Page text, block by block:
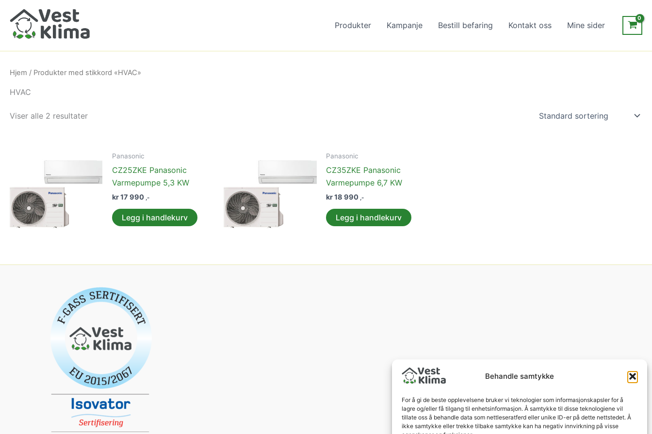
Behandle samtykke
For å gi de beste opplevelsene bruker vi teknologier som informasjonskapsler for å
lagre og/eller få tilgang til enhetsinformasjon. Å samtykke til disse teknologiene vil
tillate oss å behandle data som nettleseratferd eller unike ID-er på dette nettstedet. Å
ikke samtykke eller trekke tilbake samtykke kan ha negativ innvirkning på visse
rett
Produkter Kampanje Bestill befaring Kontakt oss Mine sider
Hjem / Produkter med stikkord «HVAC»
HVAC
Viser alle 2 resultater
Panasonic
CZ25ZKE Panasonic
Varmepumpe 5,3 KW
kr17 990 ,-
Legg i handlekurv
Panasonic
CZ35ZKE Panasonic
Varmepumpe 6,7 KW
kr18 990 ,-
Legg i handlekurv